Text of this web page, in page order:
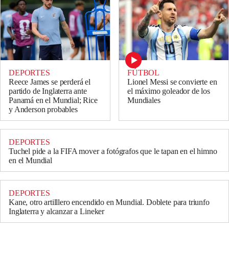
DEPORTES
Reece James se perderá el
partido de Inglaterra ante
Panamá en el Mundial; Rice
y Anderson probables
FÚTBOL
Lionel Messi se convierte en
el máximo goleador de los
Mundiales
DEPORTES
Tuchel pide a la FIFA mover a fotógrafos que le tapan en el himno
en el Mundial
DEPORTES
Kane, otro artilllero encendido en Mundial. Doblete para triunfo
Inglaterra y alcanzar a Lineker